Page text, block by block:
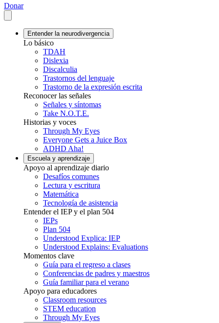
Donar
Entender la neurodivergencia
Lo básico
TDAH
Dislexia
Discalculia
Trastornos del lenguaje
Trastorno de la expresión escrita
Reconocer las señales
Señales y síntomas
Take N.O.T.E.
Historias y voces
Through My Eyes
Everyone Gets a Juice Box
ADHD Aha!
Escuela y aprendizaje
Apoyo al aprendizaje diario
Desafíos comunes
Lectura y escritura
Matemática
Tecnología de asistencia
Entender el IEP y el plan 504
IEPs
Plan 504
Understood Explica: IEP
Understood Explains: Evaluations
Momentos clave
Guía para el regreso a clases
Conferencias de padres y maestros
Guía familiar para el verano
Apoyo para educadores
Classroom resources
STEM education
Through My Eyes